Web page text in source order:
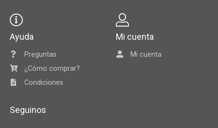
Ayuda
Preguntas
¿Cómo comprar?
Condiciones
Mi cuenta
Mi cuenta
Seguinos